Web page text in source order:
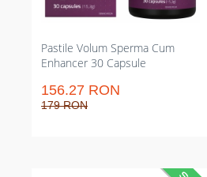
Pastile Volum Sperma Cum
Enhancer 30 Capsule
156.27 RON
179 RON